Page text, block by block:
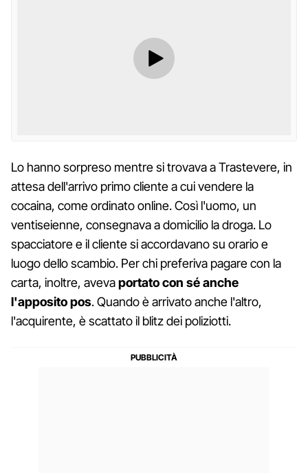
Lo hanno sorpreso mentre si trovava a Trastevere, in
attesa dell'arrivo primo cliente a cui vendere la
cocaina, come ordinato online. Così l'uomo, un
ventiseienne, consegnava a domicilio la droga. Lo
spacciatore e il cliente si accordavano su orario e
luogo dello scambio. Per chi preferiva pagare con la
carta, inoltre, avevaportato con sé anche
l'apposito pos. Quando è arrivato anche l'altro,
l'acquirente, è scattato il blitz dei poliziotti.